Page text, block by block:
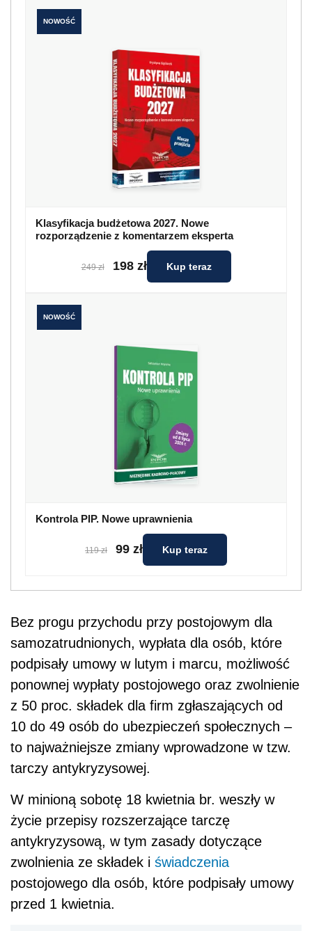
NOWOŚĆ
Klasyfikacja budżetowa 2027. Nowe
rozporządzenie z komentarzem eksperta
249 zł 198 zł Kup teraz
NOWOŚĆ
Kontrola PIP. Nowe uprawnienia
119 zł 99 zł Kup teraz
Bez progu przychodu przy postojowym dla
samozatrudnionych, wypłata dla osób, które
podpisały umowy w lutym i marcu, możliwość
ponownej wypłaty postojowego oraz zwolnienie
z 50 proc. składek dla firm zgłaszających od
10 do 49 osób do ubezpieczeń społecznych –
to najważniejsze zmiany wprowadzone w tzw.
tarczy antykryzysowej.
W minioną sobotę 18 kwietnia br. weszły w
życie przepisy rozszerzające tarczę
antykryzysową, w tym zasady dotyczące
zwolnienia ze składek i świadczenia
postojowego dla osób, które podpisały umowy
przed 1 kwietnia.